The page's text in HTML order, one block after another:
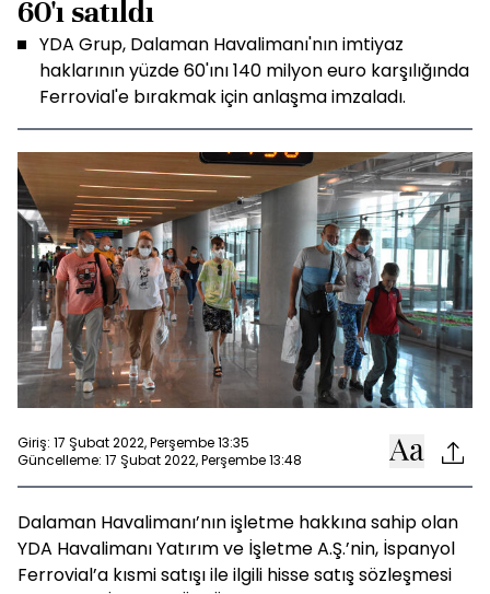
60'ı satıldı
YDA Grup, Dalaman Havalimanı'nın imtiyaz
haklarının yüzde 60'ını 140 milyon euro karşılığında
Ferrovial'e bırakmak için anlaşma imzaladı.
Giriş: 17 Şubat 2022, Perşembe 13:35
Güncelleme: 17 Şubat 2022, Perşembe 13:48
Dalaman Havalimanı’nın işletme hakkına sahip olan
YDA Havalimanı Yatırım ve İşletme A.Ş.’nin, İspanyol
Ferrovial’a kısmi satışı ile ilgili hisse satış sözleşmesi